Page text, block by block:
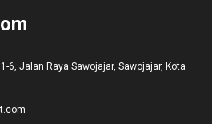
6, Jalan Raya Sawojajar, Sawojajar, Kota